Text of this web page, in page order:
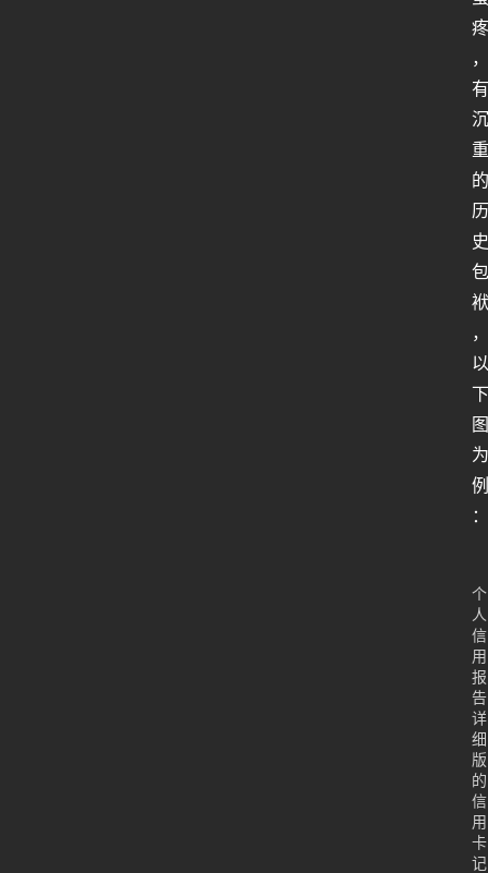
疼
，
有
沉
重
的
历
史
包
袱
，
以
下
图
为
例
：
个
人
信
用
报
告
详
细
版
的
信
用
卡
记